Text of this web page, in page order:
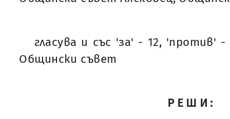
гласува и със 'за' - 12, 'против'
Общински съвет
РЕШИ: